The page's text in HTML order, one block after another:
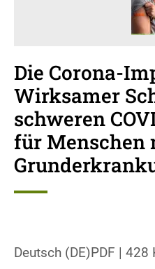
Die Corona-
Wirksamer
schweren
für Menschen
Deutsch (DE)PDF | 428